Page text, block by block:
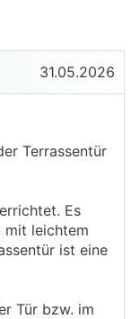
31.05.2026
Terrassentür
Es
mit leichtem
ist eine
Tür bzw. im